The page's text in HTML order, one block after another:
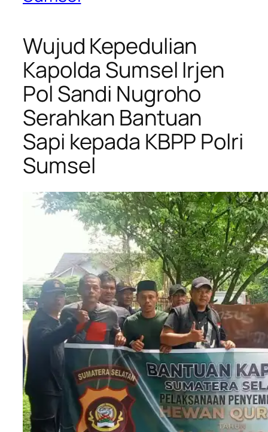
Wujud Kepedulian
Kapolda Sumsel Irjen
Pol Sandi Nugroho
Serahkan Bantuan
Sapi kepada KBPP Polri
Sumsel